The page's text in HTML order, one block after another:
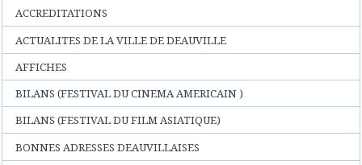
ACCREDITATIONS
ACTUALITES DE LA VILLE DE DEAUVILLE
AFFICHES
BILANS (FESTIVAL DU CINEMA AMERICAIN )
BILANS (FESTIVAL DU FILM ASIATIQUE)
BONNES ADRESSES DEAUVILLAISES